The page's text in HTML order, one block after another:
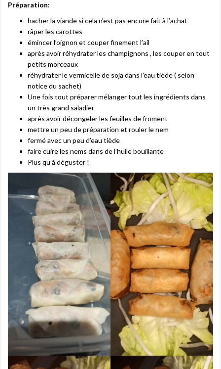
Préparation:
hacher la viande si cela n’est pas encore fait à l’achat
râper les carottes
émincer l’oignon et couper finement l’ail
après avoir réhydrater les champignons , les couper en tout
petits morceaux
réhydrater le vermicelle de soja dans l’eau tiède ( selon
notice du sachet)
Une fois tout préparer mélanger tout les ingrédients dans
un très grand saladier
après avoir décongeler les feuilles de froment
mettre un peu de préparation et rouler le nem
fermé avec un peu d’eau tiède
faire cuire les nems dans de l’huile bouillante
Plus qu’à déguster !